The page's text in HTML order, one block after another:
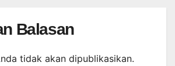
Balasan
tidak akan dipublikasikan.